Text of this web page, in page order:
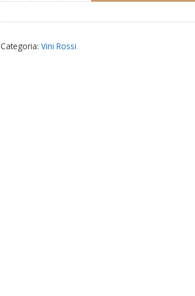
Salaparuta
Passo
Categoria:Vini Rossi